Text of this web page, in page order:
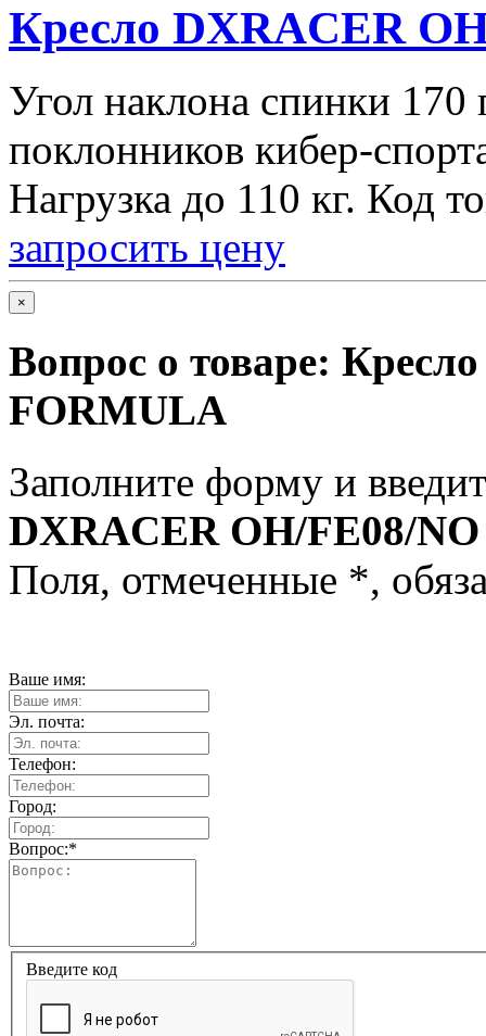
Кресло DXRACER
Угол наклона спинки
поклонников кибер-
Нагрузка до 110 кг. Код
запросить цену
×
Вопрос о товаре:
FORMULA
Заполните форму и
DXRACER OH/FE08/
Поля, отмеченные *,
Ваше имя:
Эл. почта:
Телефон:
Город:
Вопрос:*
Введите код